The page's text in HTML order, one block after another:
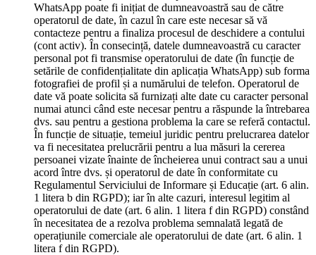
WhatsApp poate fi inițiat de dumneavoastră sau de către
operatorul de date, în cazul în care este necesar să vă
contacteze pentru a finaliza procesul de deschidere a contului
(cont activ). În consecință, datele dumneavoastră cu caracter
personal pot fi transmise operatorului de date (în funcție de
setările de confidențialitate din aplicația WhatsApp) sub forma
fotografiei de profil și a numărului de telefon. Operatorul de
date vă poate solicita să furnizați alte date cu caracter personal
numai atunci când este necesar pentru a răspunde la întrebarea
dvs. sau pentru a gestiona problema la care se referă contactul.
În funcție de situație, temeiul juridic pentru prelucrarea datelor
va fi necesitatea prelucrării pentru a lua măsuri la cererea
persoanei vizate înainte de încheierea unui contract sau a unui
acord între dvs. și operatorul de date în conformitate cu
Regulamentul Serviciului de Informare și Educație (art. 6 alin.
1 litera b din RGPD); iar în alte cazuri, interesul legitim al
operatorului de date (art. 6 alin. 1 litera f din RGPD) constând
în necesitatea de a rezolva problema semnalată legată de
operațiunile comerciale ale operatorului de date (art. 6 alin. 1
litera f din RGPD).